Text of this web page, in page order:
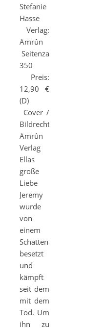
Stefanie
Hasse
Verlag:
Amrûn
Seitenzahl:
350
Preis:
12,90 €
(D)
Cover /
Bildrechte:
Amrûn
Verlag
Ellas
große
Liebe
Jeremy
wurde
von
einem
Schatten
besetzt
und
kämpft
seit dem
mit dem
Tod. Um
ihn zu